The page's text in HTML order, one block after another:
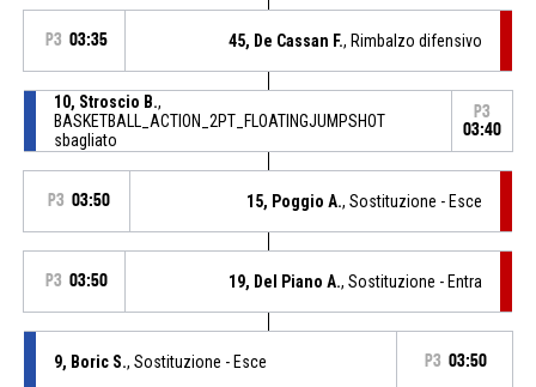
P3 03:35 45, De Cassan F., Rimbalzo difensivo
10, Stroscio B.,
BASKETBALL_ACTION_2PT_FLOATINGJUMPSHOT
sbagliato
P3
03:40
P3 03:50 15, Poggio A., Sostituzione - Esce
P3 03:50 19, Del Piano A., Sostituzione - Entra
9, Boric S., Sostituzione - Esce P3 03:50